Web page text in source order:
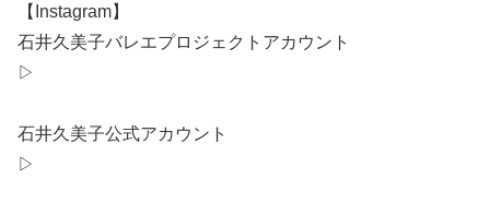
【Instagram】
石井久美子バレエプロジェクトアカウント
▷
石井久美子公式アカウント
▷